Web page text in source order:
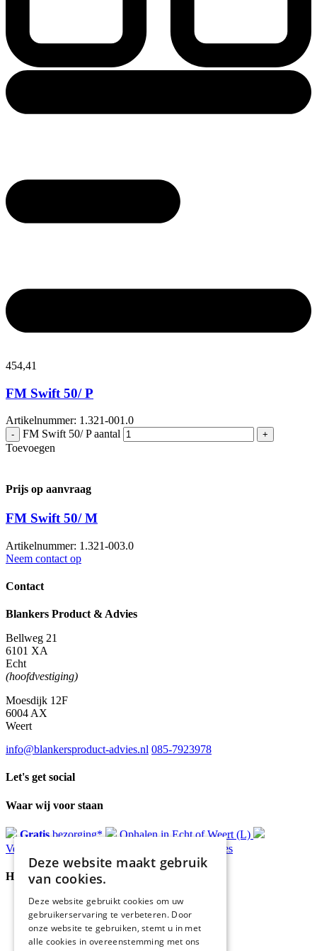
454,41
FM Swift 50/ P
Artikelnummer: 1.321-001.0
- FM Swift 50/ P aantal +
Toevoegen
Prijs op aanvraag
FM Swift 50/ M
Artikelnummer: 1.321-003.0
Neem contact op
Contact
Blankers Product & Advies
Bellweg 21
6101 XA
Echt
(hoofdvestiging)
Moesdijk 12F
6004 AX
Weert
info@blankersproduct-advies.nl 085-7923978
Let's get social
Waar wij voor staan
Gratisbezorging*
Ophalen in Echt of Weert (L)
Verzonden
advies
Handige Links
Home
Klantenservice
Over ons
Blog
Deze website maakt gebruik
van cookies.
Deze website gebruikt cookies om uw
gebruikerservaring te verbeteren. Door
onze website te gebruiken, stemt u in met
alle cookies in overeenstemming met ons